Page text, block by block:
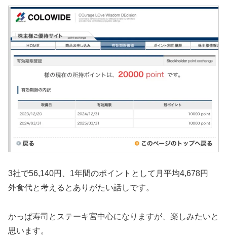
3社で56,140円、1年間のポイントとして月平均4,678円
外食代と考えるとありがたい話しです。
かっぱ寿司とステーキ宮中心になりますが、楽しみたいと
思います。